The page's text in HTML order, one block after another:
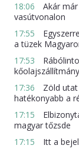
18:06
Akár
vasútvonalon
17:55
a tüzek
17:53
17:36
Zöld
hatékonyabb a
17:15
magyar tőzsde
17:15
Itt a